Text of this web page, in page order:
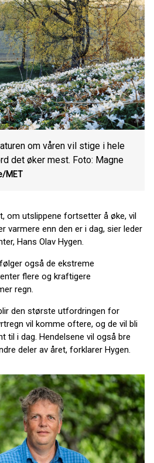
om våren vil stige i hele
det øker mest. Foto: Magne
MET
om utslippene fortsetter å øke, vil
varmere enn den er i dag, sier leder
Hans Olav Hygen.
også de ekstreme
flere og kraftigere
regn.
den største utfordringen for
vil komme oftere, og de vil bli
til i dag. Hendelsene vil også bre
deler av året, forklarer Hygen.